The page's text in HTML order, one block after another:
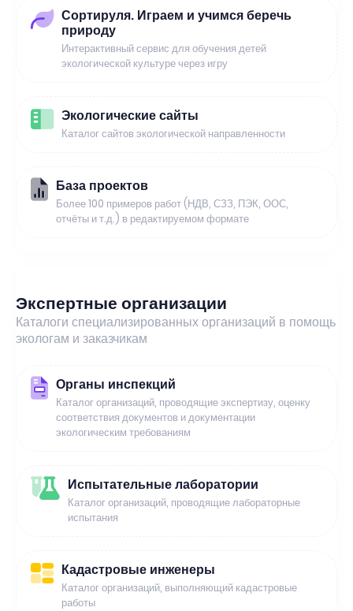
Сортируля. Играем и учимся беречь
природу
Интерактивный сервис для обучения детей
экологической культуре через игру
Экологические сайты
Каталог сайтов экологической направленности
База проектов
Более 100 примеров работ (НДВ, СЗЗ, ПЭК, ООС,
отчёты и т.д.) в редактируемом формате
Экспертные организации
Каталоги специализированных организаций в помощь
экологам и заказчикам
Органы инспекций
Каталог организаций, проводящие экспертизу, оценку
соответствия документов и документации
экологическим требованиям
Испытательные лаборатории
Каталог организаций, проводящие лабораторные
испытания
Кадастровые инженеры
Каталог организаций, выполняющий кадастровые
работы